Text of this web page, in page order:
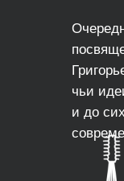
чьи
и до